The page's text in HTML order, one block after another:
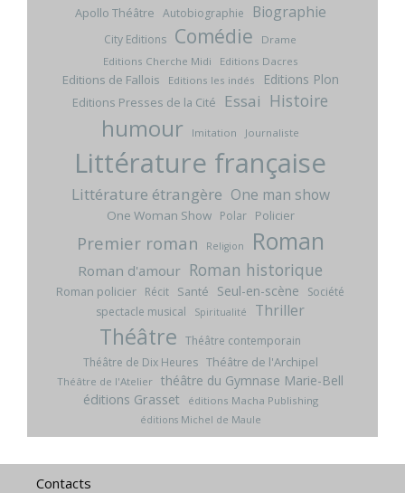
Apollo Théâtre Autobiographie Biographie
City Editions Comédie
Drame
Editions Cherche Midi
Editions Dacres
Editions de Fallois Editions les indés Editions Plon
Editions Presses de la Cité Essai Histoire
humour Imitation Journaliste
Littérature française
Littérature étrangère One man show
One Woman Show Polar Policier
Premier roman Religion Roman
Roman d'amour Roman historique
Roman policier Récit Santé Seul-en-scène
Société
spectacle musical
Spiritualité Thriller
Théâtre Théâtre contemporain
Théâtre de Dix Heures Théâtre de l'Archipel
Théâtre de l'Atelier théâtre du Gymnase Marie-Bell
éditions Grasset
éditions Macha Publishing
éditions Michel de Maule
Contacts